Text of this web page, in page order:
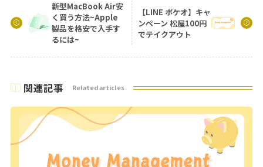
新型MacBook Air安
く買う方法~Apple
製品を格安で入手す
るには~
【LINE ポケオ】キャ
ンペーン 松屋100円
でテイクアウト
関連記事 Related articles